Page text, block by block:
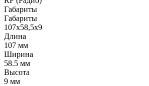
Габариты
Габариты
107x58,5x9
Длина
107 мм
Ширина
58.5 мм
Высота
9 мм